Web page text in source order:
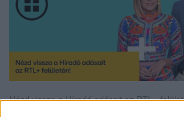
Nézd vissza a Híradó adásait az RTL+